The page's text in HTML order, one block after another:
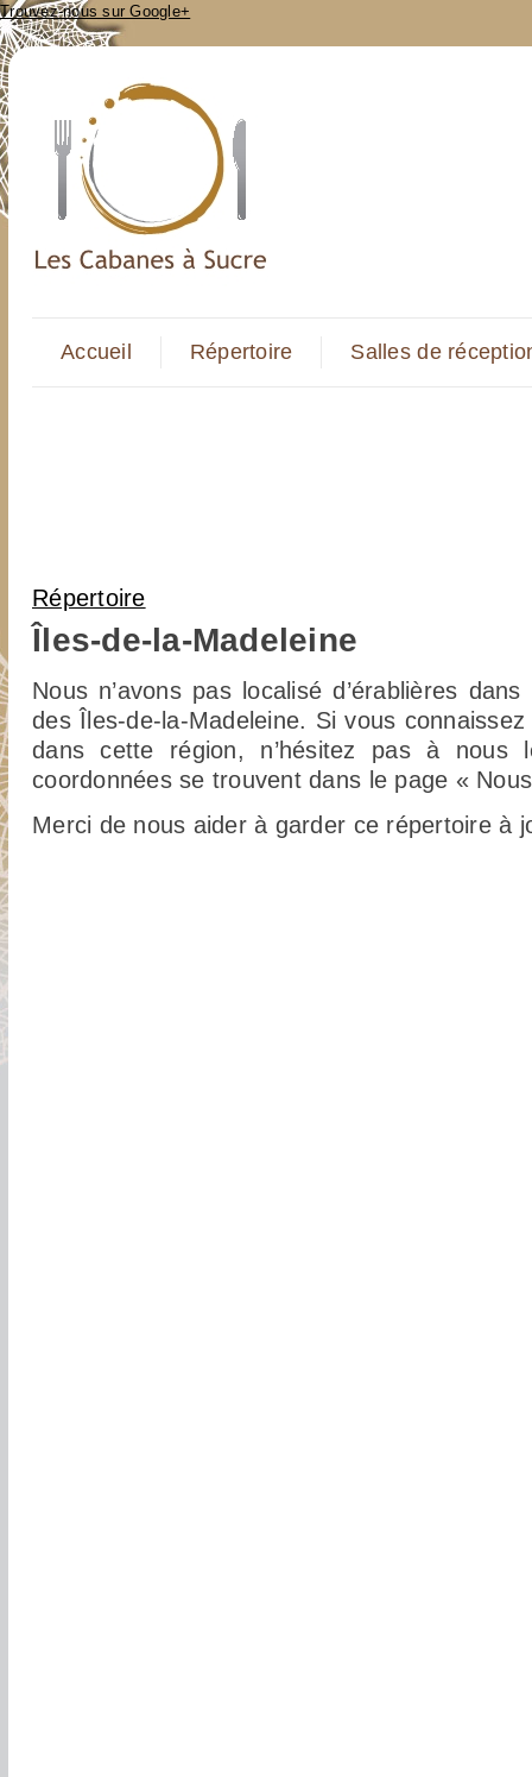
Trouvez-nous sur Google+
Accueil Répertoire Salles de
Vous êtes ici
Répertoire
Îles-de-la-Madeleine
Nous n’avons pas localisé d’érablières
des Îles-de-la-Madeleine. Si vous
dans cette région, n’hésitez pas à nous
coordonnées se trouvent dans le page «
Merci de nous aider à garder ce répertoire à